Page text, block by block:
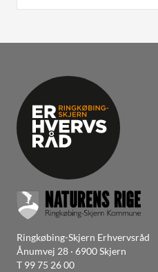
Ringkøbing-Skjern Erhvervsråd
Ånumvej 28 · 6900 Skjern
T 99 75 26 00